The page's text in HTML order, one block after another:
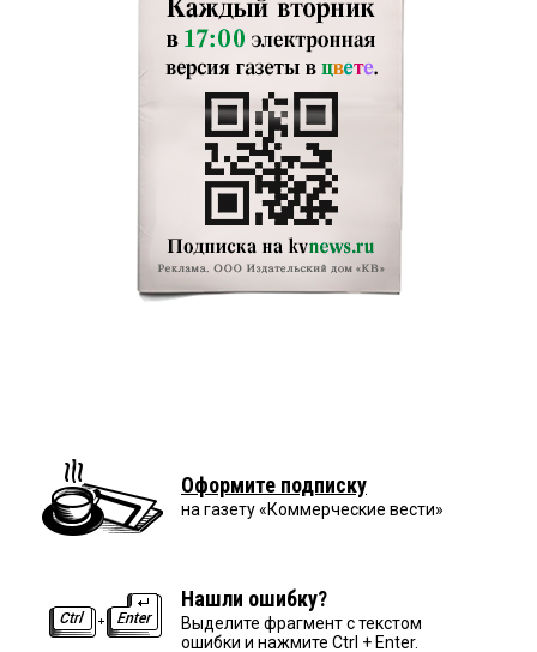
Оформите подписку
на газету «Коммерческие вести»
Нашли ошибку?
Выделите фрагмент с текстом
ошибки и нажмите Ctrl + Enter.